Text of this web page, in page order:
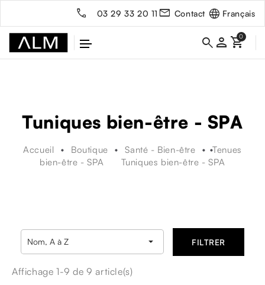
03 29 33 20 11 Contact Français
person
Tuniques bien-être - SPA
Accueil Boutique Santé - Bien-être
Tenues
bien-être - SPA
Tuniques bien-être - SPA
Nom, A à Z  FILTRER
Affichage 1-9 de 9 article(s)